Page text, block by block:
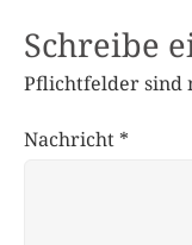
Schreibe
Pflichtfelder sind
Nachricht *